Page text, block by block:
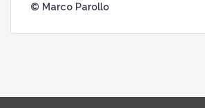
© Marco Parollo